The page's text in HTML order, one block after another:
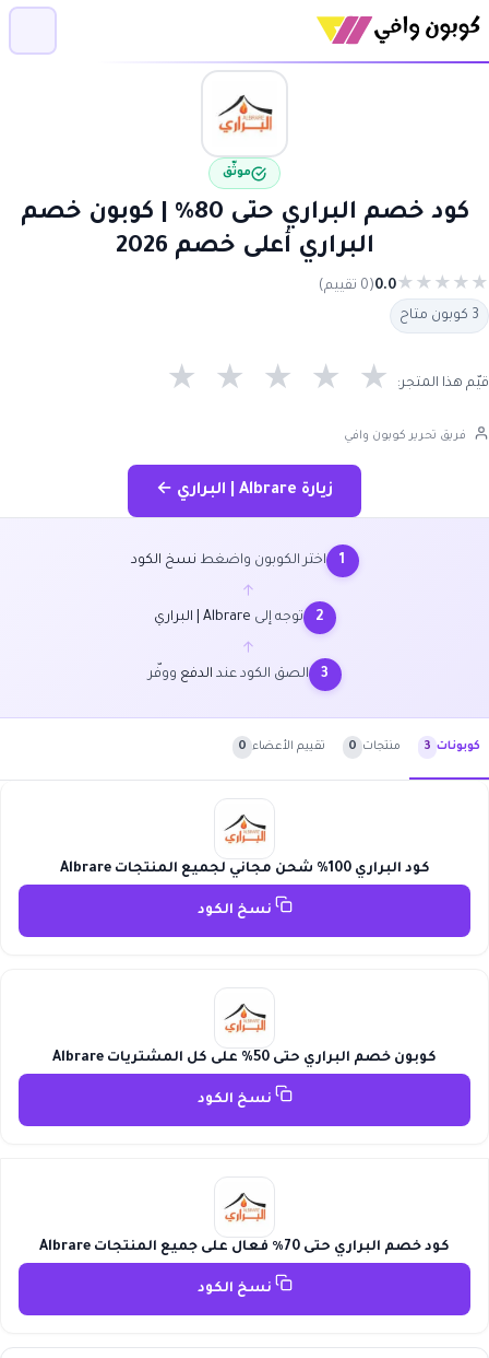
موثّق
كود خصم البراري حتى 80% | كوبون خصم
البراري أعلى خصم 2026
★
★
★
★
★
0.0(0 تقييم)
3 كوبون متاح
قيّم هذا المتجر: ★ ★ ★ ★ ★
فريق تحرير كوبون وافي
زيارة Albrare | البراري ←
1 اختر الكوبون واضغط نسخ الكود
←
2 توجه إلى Albrare | البراري
←
3 الصق الكود عند الدفع ووفّر
كوبونات 3 منتجات 0 تقييم الأعضاء 0
كود البراري 100% شحن مجاني لجميع المنتجات Albrare
نسخ الكود
كوبون خصم البراري حتى 50% على كل المشتريات Albrare
نسخ الكود
كود خصم البراري حتى 70٪ فعال على جميع المنتجات Albrare
نسخ الكود